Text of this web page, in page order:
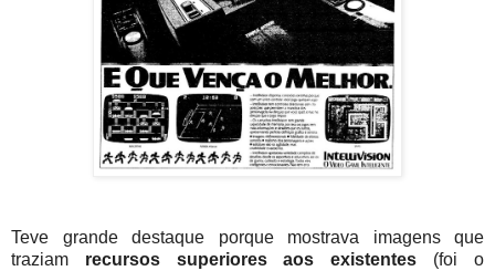
Teve grande destaque porque mostrava imagens que
traziam recursos superiores aos existentes (foi o